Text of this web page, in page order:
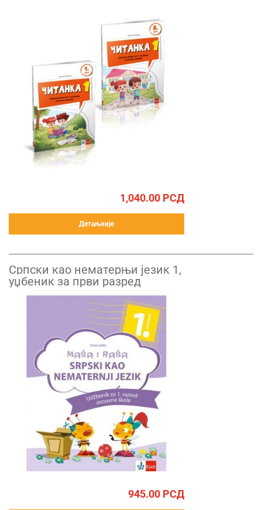
1,040.00 РСД
Детаљније
Српски као нематерњи језик 1,
уџбеник за први разред
945.00 РСД